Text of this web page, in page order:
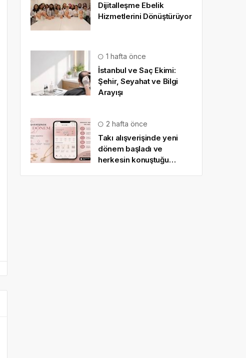
Dijitalleşme Ebelik
Hizmetlerini Dönüştürüyor
1 hafta önce
İstanbul ve Saç Ekimi:
Şehir, Seyahat ve Bilgi
Arayışı
2 hafta önce
Takı alışverişinde yeni
dönem başladı ve
herkesin konuştuğu